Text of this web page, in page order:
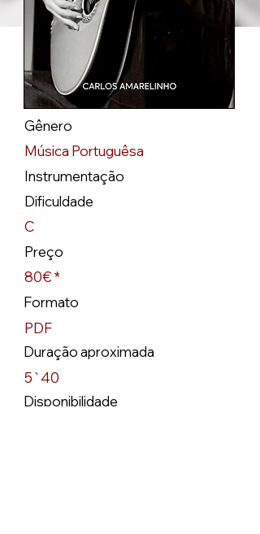
Gênero
Música Portuguêsa
Instrumentação
Dificuldade
C
Preço
80€ *
Formato
PDF
Duração aproximada
5`40
Disponibilidade